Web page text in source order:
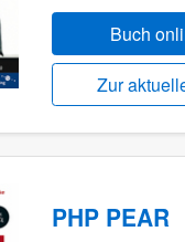
Buch
Zur
PHP PEAR